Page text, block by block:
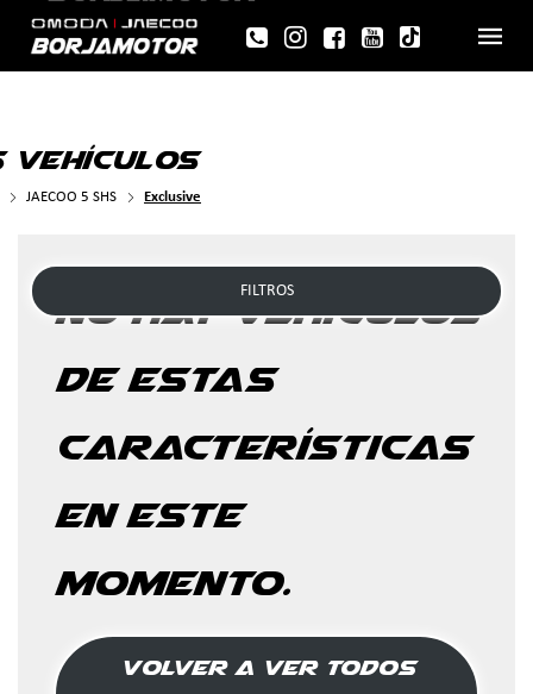
VEHÍCULOS
JAECOO 5 SHS Exclusive
FILTROS
No hay vehículos
de estas
características
en este
momento.
Volver a ver todos